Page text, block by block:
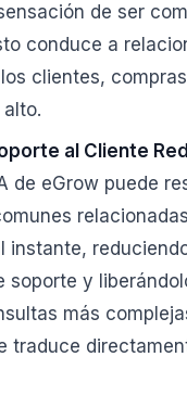
de ser
conduce a
clientes,
alto.
al Cliente
de eGrow puede
instante,
soporte y
más
traduce